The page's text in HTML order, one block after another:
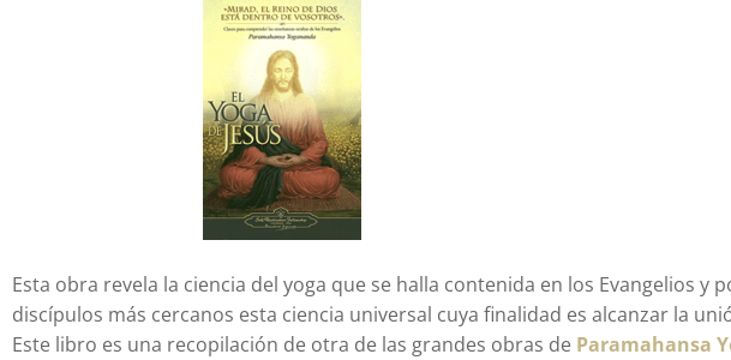
Esta obra revela la ciencia del yoga que se halla contenida en los Evangelios y
discípulos más cercanos esta ciencia universal cuya finalidad es alcanzar la
Este libro es una recopilación de otra de las grandes obras de Paramahansa